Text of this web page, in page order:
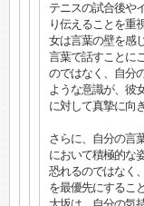
テニスの試合後や
り伝えることを重
女は言葉の壁を感
言葉で話すことに
のではなく、自分
ような意識が、彼
に対して真摯に向
さらに、自分の言
において積極的な
恐れるのではなく
を最優先にするこ